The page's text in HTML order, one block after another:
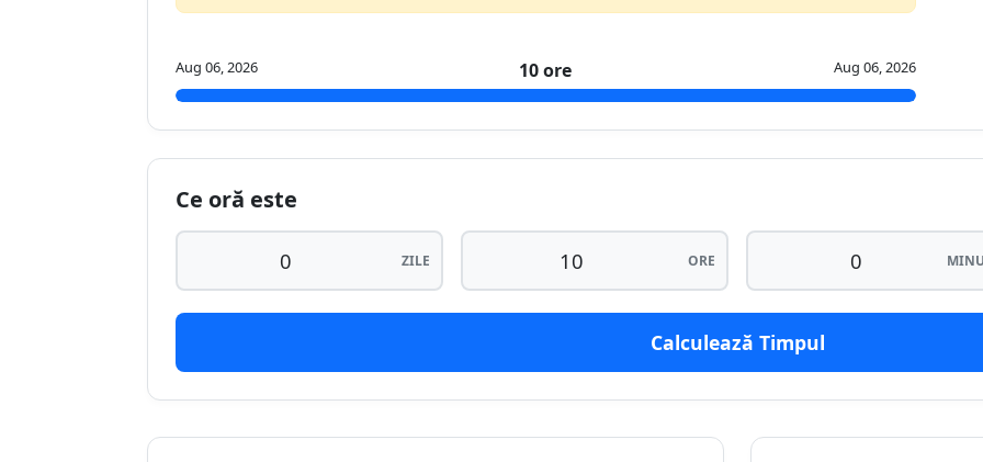
Aug 06, 2026 10 ore Aug 06, 2026
Ce oră este
ZILE ORE
Calculează Timpul